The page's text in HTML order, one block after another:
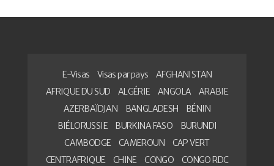
E-Visas Visas par pays
AFGHANISTAN
AFRIQUE DU SUD
ALGÉRIE ANGOLA
ARABIE
AZERBAÏDJAN
BANGLADESH
BÉNIN
BIÉLORUSSIE
BURKINA FASO
BURUNDI
CAMBODGE
CAMEROUN
CAP VERT
CENTRAFRIQUE
CHINE CONGO
CONGO RDC